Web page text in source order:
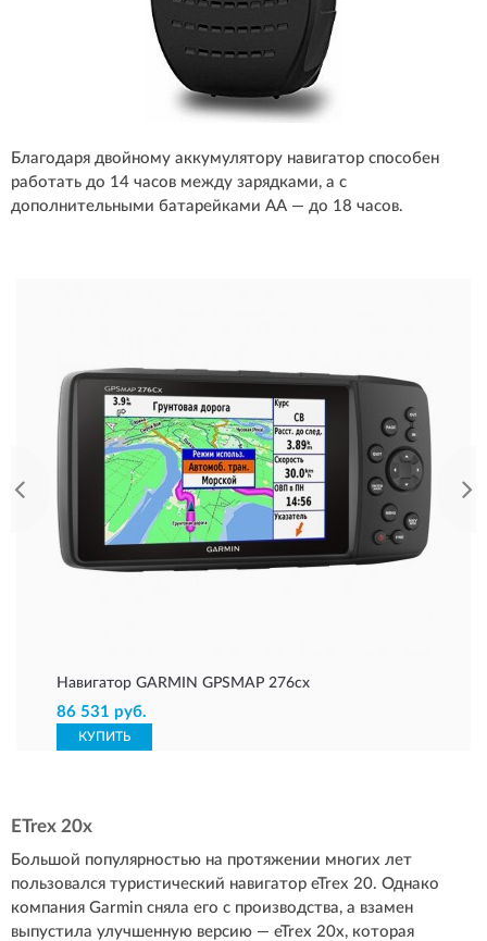
Благодаря двойному аккумулятору навигатор способен
работать до 14 часов между зарядками, а с
дополнительными батарейками АА — до 18 часов.
Навигатор GARMIN GPSMAP 276cx
86 531 руб.
КУПИТЬ
ETrex 20x
Большой популярностью на протяжении многих лет
пользовался туристический навигатор eTrex 20. Однако
компания Garmin сняла его с производства, а взамен
выпустила улучшенную версию — eTrex 20x, которая